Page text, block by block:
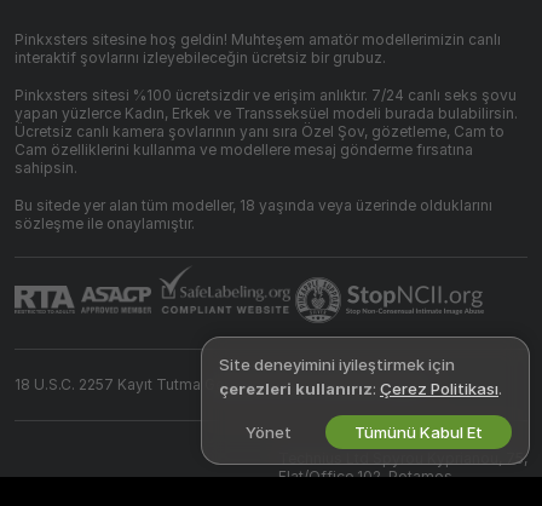
Pinkxsters sitesine hoş geldin! Muhteşem amatör modellerimizin canlı
interaktif şovlarını izleyebileceğin ücretsiz bir grubuz.
Pinkxsters sitesi %100 ücretsizdir ve erişim anlıktır. 7/24 canlı seks şovu
yapan yüzlerce Kadın, Erkek ve Transseksüel modeli burada bulabilirsin.
Ücretsiz canlı kamera şovlarının yanı sıra Özel Şov, gözetleme, Cam to
Cam özelliklerini kullanma ve modellere mesaj gönderme fırsatına
sahipsin.
Bu sitede yer alan tüm modeller, 18 yaşında veya üzerinde olduklarını
sözleşme ile onaylamıştır.
18 U.S.C. 2257 Kayıt Tutma Gereksinimleri Uyumluluk Beyanı
Site deneyimini iyileştirmek için
çerezleri kullanırız: Çerez Politikası.
Yönet Tümünü Kabul Et